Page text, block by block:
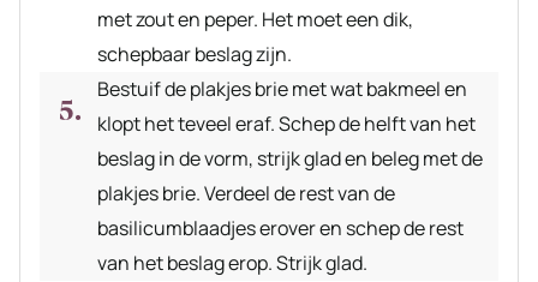
met zout en peper. Het moet een dik,
schepbaar beslag zijn.
Bestuif de plakjes brie met wat bakmeel en
klopt het teveel eraf. Schep de helft van het
beslag in de vorm, strijk glad en beleg met de
plakjes brie. Verdeel de rest van de
basilicumblaadjes erover en schep de rest
van het beslag erop. Strijk glad.